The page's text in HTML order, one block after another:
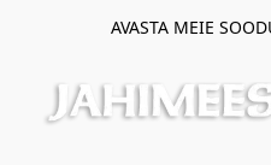
AVASTA MEIE